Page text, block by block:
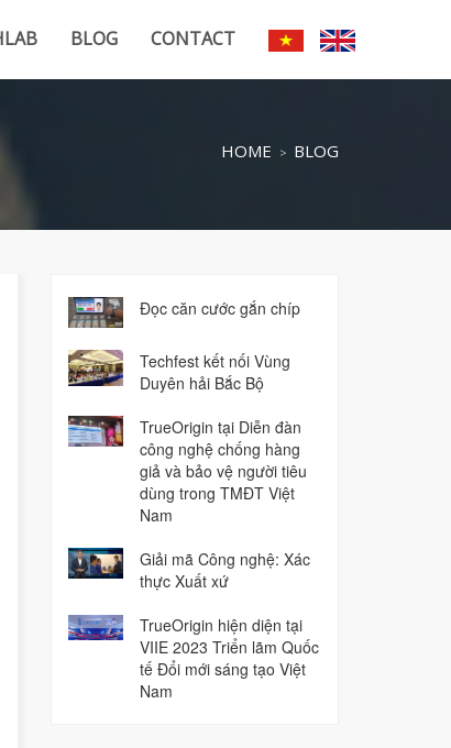
BLOG CONTACT
HOME BLOG
Đọc căn cước gắn chíp
Techfest kết nối Vùng
Duyên hải Bắc Bộ
TrueOrigin tại Diễn đàn
công nghệ chống hàng
giả và bảo vệ người tiêu
dùng trong TMĐT Việt
Nam
Giải mã Công nghệ: Xác
thực Xuất xứ
TrueOrigin hiện diện tại
VIIE 2023 Triển lãm Quốc
tế Đổi mới sáng tạo Việt
Nam